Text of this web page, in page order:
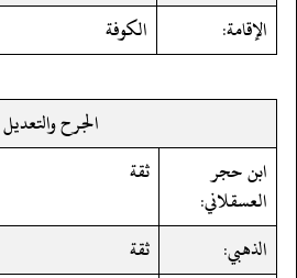
الإقامة:
الكوفة
الجرح والتعديل
ابن حجر
العسقلاني:
ثقة
الذهبي:
ثقة